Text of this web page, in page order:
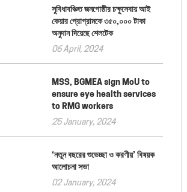
সুবিধাবঞ্চিত জনগোষ্ঠীর চক্ষুসেবায় আই
কেয়ার প্রোগ্রামকে ৩৫০,০০০ টাকা
অনুদান দিয়েছে শেলটেক
06 April, 2024
MSS, BGMEA sign MoU to
ensure eye health services
to RMG workers
25 January, 2024
‘নতুন বছরের শুভেচ্ছা ও করণীয়’ বিষয়ক
আলোচনা সভা
02 January, 2024